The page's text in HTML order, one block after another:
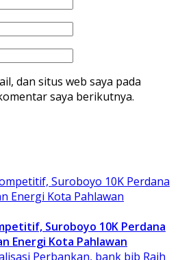
dan situs web saya pada
saya berikutnya.
Suroboyo 10K Perdana
Energi Kota Pahlawan